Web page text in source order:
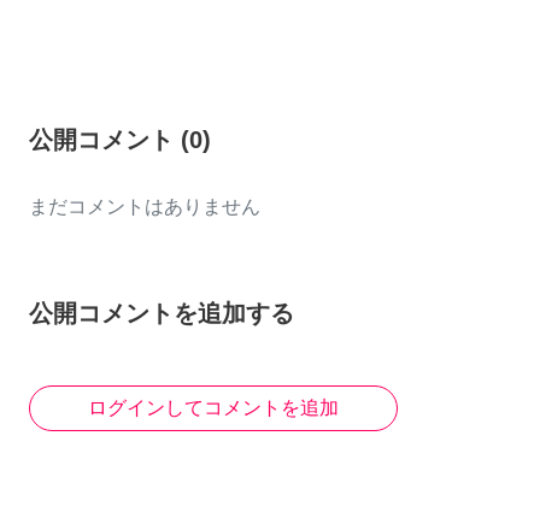
公開コメント (0)
まだコメントはありません
公開コメントを追加する
ログインしてコメントを追加